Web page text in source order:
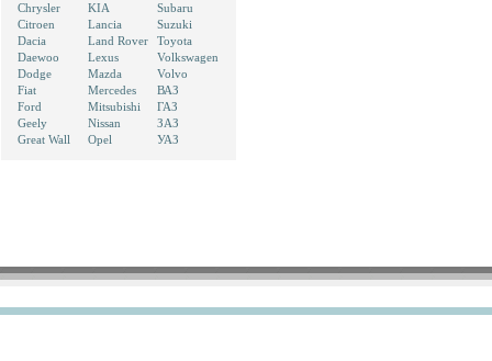
Chrysler
Citroen
Dacia
Daewoo
Dodge
Fiat
Ford
Geely
Great Wall
KIA
Lancia
Land Rover
Lexus
Mazda
Mercedes
Mitsubishi
Nissan
Opel
Subaru
Suzuki
Toyota
Volkswagen
Volvo
ВАЗ
ГАЗ
ЗАЗ
УАЗ